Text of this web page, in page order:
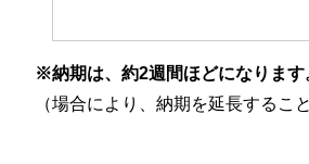
※納期は、約2週間ほどになります
（場合により、納期を延長するこ